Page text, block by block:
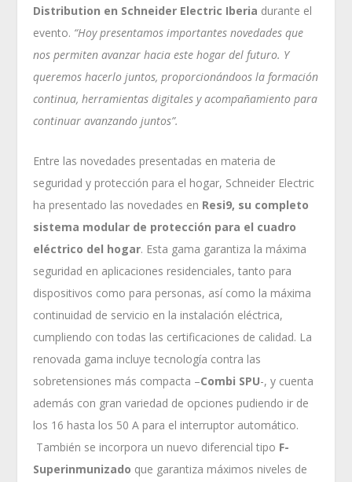
Distribution en Schneider Electric Iberia durante el
evento. “Hoy presentamos importantes novedades que
nos permiten avanzar hacia este hogar del futuro. Y
queremos hacerlo juntos, proporcionándoos la formación
continua, herramientas digitales y acompañamiento para
continuar avanzando juntos”.
Entre las novedades presentadas en materia de
seguridad y protección para el hogar, Schneider Electric
ha presentado las novedades en Resi9, su completo
sistema modular de protección para el cuadro
eléctrico del hogar. Esta gama garantiza la máxima
seguridad en aplicaciones residenciales, tanto para
dispositivos como para personas, así como la máxima
continuidad de servicio en la instalación eléctrica,
cumpliendo con todas las certificaciones de calidad. La
renovada gama incluye tecnología contra las
sobretensiones más compacta –Combi SPU-, y cuenta
además con gran variedad de opciones pudiendo ir de
los 16 hasta los 50 A para el interruptor automático.
También se incorpora un nuevo diferencial tipo F-
Superinmunizado que garantiza máximos niveles de